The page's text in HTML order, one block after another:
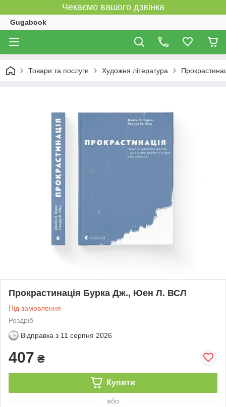
Чекаємо вашого дзвінка
Gugabook
Товари та послуги Художня література
Прокрастинація Бурка Дж., Юен Л. ВСЛ
Під замовлення
Роздріб
Відправка з 11 серпня 2026
407 ₴
Купити
або